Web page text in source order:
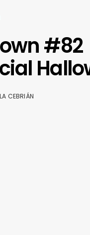
#82
CEBRIÁN